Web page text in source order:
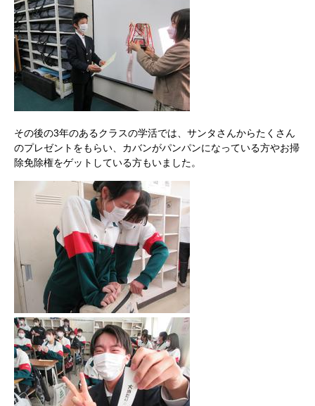
その後の3年のあるクラスの学活では、サンタさんからたくさん
のプレゼントをもらい、カバンがパンパンになっている方やお掃
除免除権をゲットしている方もいました。